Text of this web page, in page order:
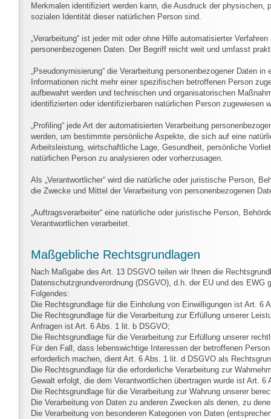
Merkmalen identifiziert werden kann, die Ausdruck der
sozialen Identität dieser natürlichen Person sind.
„Verarbeitung“ ist jeder mit oder ohne Hilfe automatisierter
personenbezogenen Daten. Der Begriff reicht weit und umfasst
„Pseudonymisierung“ die Verarbeitung personenbezogener Daten
Informationen nicht mehr einer spezifischen betroffenen Person
aufbewahrt werden und technischen und organisatorischen
identifizierten oder identifizierbaren natürlichen Person zugewiesen
„Profiling“ jede Art der automatisierten Verarbeitung
werden, um bestimmte persönliche Aspekte, die sich auf eine
Arbeitsleistung, wirtschaftliche Lage, Gesundheit, persönliche
natürlichen Person zu analysieren oder vorherzusagen.
Als „Verantwortlicher“ wird die natürliche oder juristische Person,
die Zwecke und Mittel der Verarbeitung von personenbezogenen
„Auftragsverarbeiter“ eine natürliche oder juristische Person,
Verantwortlichen verarbeitet.
Maßgebliche Rechtsgrundlagen
Nach Maßgabe des Art. 13 DSGVO teilen wir Ihnen die
Datenschutzgrundverordnung (DSGVO), d.h. der EU und des
Folgendes:
Die Rechtsgrundlage für die Einholung von Einwilligungen ist Art. 6
Die Rechtsgrundlage für die Verarbeitung zur Erfüllung unserer
Anfragen ist Art. 6 Abs. 1 lit. b DSGVO;
Die Rechtsgrundlage für die Verarbeitung zur Erfüllung unserer
Für den Fall, dass lebenswichtige Interessen der betroffenen
erforderlich machen, dient Art. 6 Abs. 1 lit. d DSGVO als
Die Rechtsgrundlage für die erforderliche Verarbeitung zur
Gewalt erfolgt, die dem Verantwortlichen übertragen wurde ist Art. 6
Die Rechtsgrundlage für die Verarbeitung zur Wahrung unserer
Die Verarbeitung von Daten zu anderen Zwecken als denen, zu
Die Verarbeitung von besonderen Kategorien von Daten